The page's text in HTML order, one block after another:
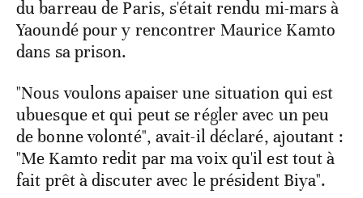
du barreau de Paris, s'était rendu mi-mars à
Yaoundé pour y rencontrer Maurice Kamto
dans sa prison.
"Nous voulons apaiser une situation qui est
ubuesque et qui peut se régler avec un peu
de bonne volonté", avait-il déclaré, ajoutant :
"Me Kamto redit par ma voix qu'il est tout à
fait prêt à discuter avec le président Biya".